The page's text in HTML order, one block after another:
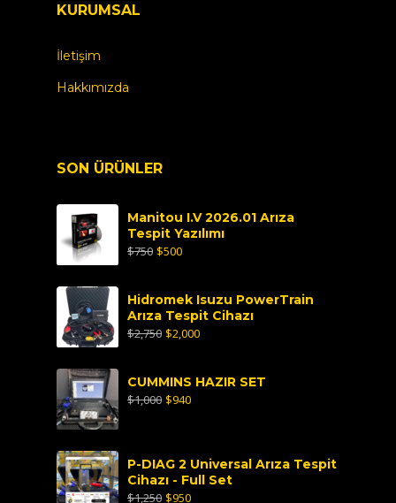
KURUMSAL
İletişim
Hakkımızda
SON ÜRÜNLER
Manitou I.V 2026.01 Arıza
Tespit Yazılımı
$750 $500
Hidromek Isuzu PowerTrain
Arıza Tespit Cihazı
$2,750 $2,000
CUMMINS HAZIR SET
$1,000 $940
P-DIAG 2 Universal Arıza Tespit
Cihazı - Full Set
$1,250 $950